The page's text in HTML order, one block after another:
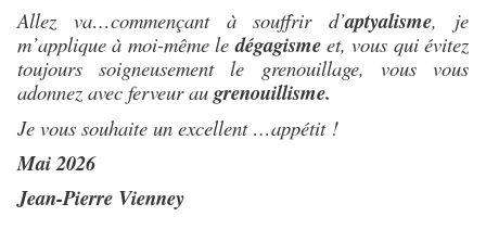
Allez va…commençant à souffrir d’aptyalisme, je
m’applique à moi-même ledégagisme et, vous qui évitez
toujours soigneusement le grenouillage, vous vous
adonnez avec ferveur au grenouillisme.
Je vous souhaite un excellent …appétit !
Mai 2026
Jean-Pierre Vienney